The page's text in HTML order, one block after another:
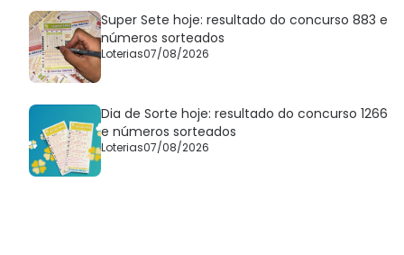
Super Sete hoje: resultado do concurso 883 e
números sorteados
Loterias07/08/2026
Dia de Sorte hoje: resultado do concurso 1266
e números sorteados
Loterias07/08/2026